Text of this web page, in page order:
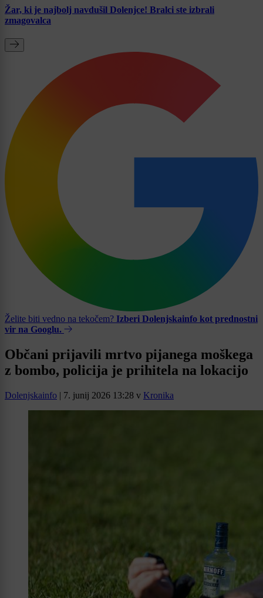
Žar, ki je najbolj navdušil Dolenjce! Bralci ste izbrali
zmagovalca
Želite biti vedno na tekočem? Izberi Dolenjskainfo kot prednostni
vir na Googlu.
Občani prijavili mrtvo pijanega moškega
z bombo, policija je prihitela na lokacijo
Dolenjskainfo | 7. junij 2026 13:28 v Kronika